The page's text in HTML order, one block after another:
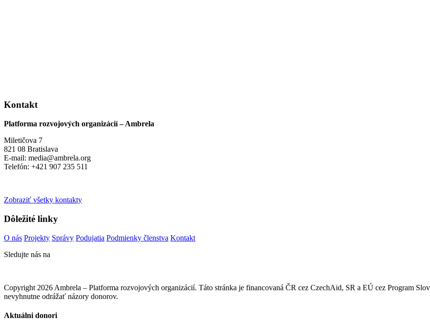
Kontakt
Platforma rozvojových organizácií – Ambrela
Miletičova 7
821 08 Bratislava
E-mail: media@ambrela.org
Telefón: +421 907 235 511
Zobraziť všetky kontakty
Dôležité linky
O nás Projekty Správy Podujatia Podmienky členstva Kontakt
Sledujte nás na
Copyright 2026 Ambrela – Platforma rozvojových organizácií. Táto stránka je financovaná ČR cez CzechAid, SR a EÚ cez Program
nevyhnutne odrážať názory donorov.
Aktuálni donori